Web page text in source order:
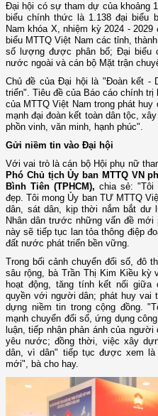
Đại hội có sự tham dự của khoảng
biểu chính thức là 1.138 đại biểu
Nam khóa X, nhiệm kỳ 2024 -
biểu MTTQ Việt Nam các tỉnh,
số lượng được phân bổ; Đại biểu
nước ngoài và cán bộ Mặt trận
Chủ đề của Đại hội là "Đoàn kết -
triển". Tiêu đề của Báo cáo chính
của MTTQ Việt Nam trong phát
mạnh đại đoàn kết toàn dân tộc,
phồn vinh, văn minh, hạnh phúc".
Gửi niềm tin vào Đại hội
Với vai trò là cán bộ Hội phụ nữ
Phó Chủ tịch Ủy ban MTTQ VN
Bình Tiên (TPHCM), chia sẻ:
đẹp. Tôi mong Ủy ban TƯ MTTQ
dân, sát dân, kịp thời nắm bắt dư
Nhân dân trước những vấn đề
này sẽ tiếp tục lan tỏa thông điệp
đất nước phát triển bền vững.
Trong bối cảnh chuyển đổi số, đô
sâu rộng, bà Trần Thị Kim Kiều
hoạt động, tăng tính kết nối
quyền với người dân; phát huy vai
dựng niềm tin trong cộng đồng.
mạnh chuyển đổi số, ứng dụng
luận, tiếp nhận phản ánh của
yêu nước; đồng thời, việc xây
dân, vì dân" tiếp tục được xem là
mới", bà cho hay.